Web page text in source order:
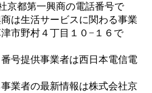
京都第一興商の電話番号で
は生活サービスに関わる事業
市野村４丁目１０−１６ で
号提供事業者は西日本電信電
業者の最新情報は株式会社京